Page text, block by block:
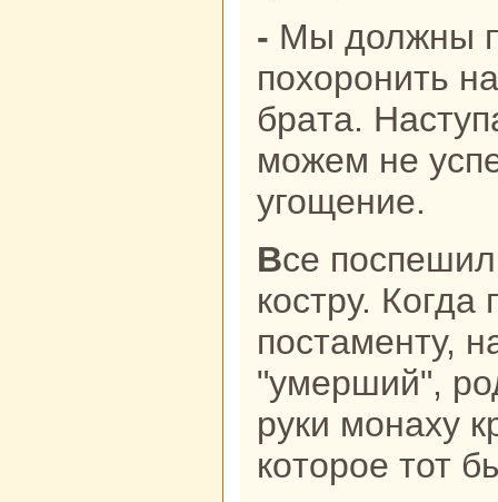
- Мы должны побыстрее
похоронить
бpaта.
можем не
угощение.
Все поспешили к погребальному
кoстру.
постаменту,
"умерший",
руки монaху
кoторое тот